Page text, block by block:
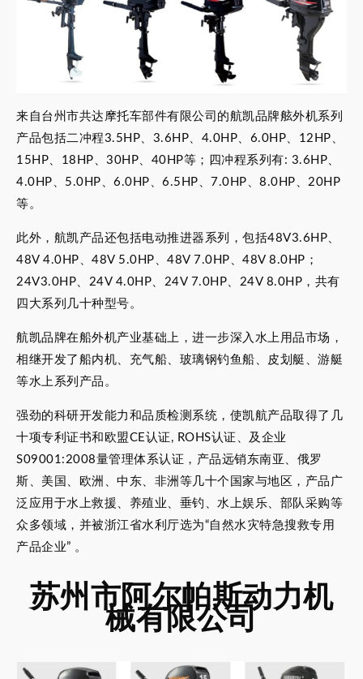
来自台州市共达摩托车部件有限公司的航凯品牌舷外机系列
产品包括二冲程3.5HP、3.6HP、4.0HP、6.0HP、12HP、
15HP、18HP、30HP、40HP等；四冲程系列有: 3.6HP、
4.0HP、5.0HP、6.0HP、6.5HP、7.0HP、8.0HP、20HP
等。
此外，航凯产品还包括电动推进器系列，包括48V3.6HP、
48V 4.0HP、48V 5.0HP、48V 7.0HP、48V 8.0HP；
24V3.0HP、24V 4.0HP、24V 7.0HP、24V 8.0HP，共有
四大系列几十种型号。
航凯品牌在船外机产业基础上，进一步深入水上用品市场，
相继开发了船内机、充气船、玻璃钢钓鱼船、皮划艇、游艇
等水上系列产品。
强劲的科研开发能力和品质检测系统，使凯航产品取得了几
十项专利证书和欧盟CE认证, ROHS认证、及企业
S09001:2008量管理体系认证，产品远销东南亚、俄罗
斯、美国、欧洲、中东、非洲等几十个国家与地区，产品广
泛应用于水上救援、养殖业、垂钓、水上娱乐、部队采购等
众多领域，并被浙江省水利厅选为“自然水灾特急搜救专用
产品企业” 。
苏州市阿尔帕斯动力机
械有限公司